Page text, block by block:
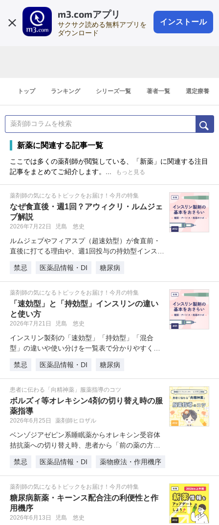
m3.comアプリ
サクサク読める無料アプリを
ダウンロード
インストール
会員登録
登録1分
トップ ランキング シリーズ一覧 著者一覧 選定療養
新薬に関連する記事一覧
ここでは多くの薬剤師が閲覧している、「新薬」に関連する注目
記事をまとめてご紹介します。...
もっと見る
薬剤師の気になるトピックをお届け！今月の特集
なぜ食直後・週1回？アウィクリ・ルムジェ
ブ解説
2026年7月22日 児島 悠史
ルムジェブやフィアスプ（超速効型）が食直前・
直後に打てる理由や、週1回投与の持効型インスリ
禁忌
医薬品情報・DI 糖尿病
薬剤師の気になるトピックをお届け！今月の特集
「速効型」と「持効型」インスリンの違い
と使い方
2026年7月21日 児島 悠史
インスリン製剤の「速効型」「持効型」「混合
型」の違いや使い分けを一覧表で分かりやすく解
禁忌
医薬品情報・DI 糖尿病
患者に伝わる「向精神薬」服薬指導のコツ
ボルズィ等オレキシン4剤の切り替え時の服
薬指導
2026年6月25日 薬剤師ヒロザル
ベンゾジアゼピン系睡眠薬からオレキシン受容体
拮抗薬への切り替え時、患者から「前の薬の方が
禁忌
医薬品情報・DI 薬物療法・作用機序
薬剤師の気になるトピックをお届け！今月の特集
糖尿病新薬・キーンス配合注の利便性と作
用機序
2026年6月13日 児島 悠史